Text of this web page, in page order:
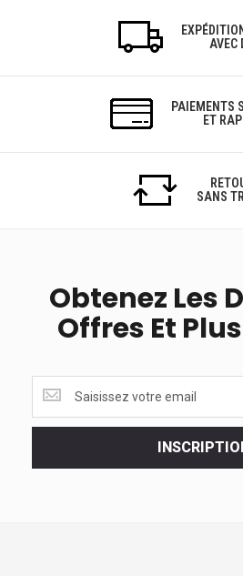
AVEC
PAIEMENTS
ET
SANS
Obtenez Les
Offres Et
les
dernières